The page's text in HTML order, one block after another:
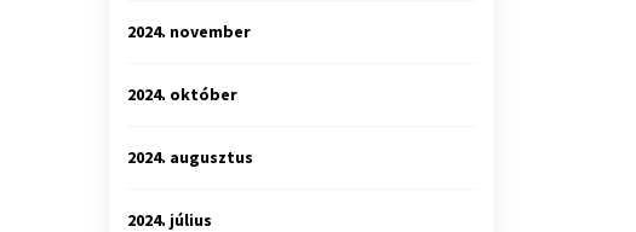
2024. november
2024. október
2024. augusztus
2024. július